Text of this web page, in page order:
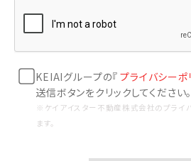
KEIAIグループの『 プライバシーポ
送信ボタンをクリックしてください。
※ケイアイスター不動産株式会社のプライ
ます。